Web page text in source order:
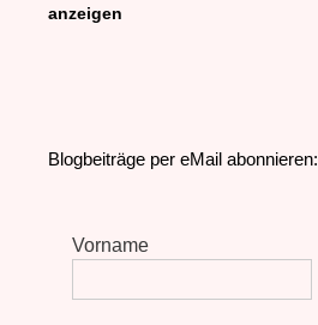
anzeigen
Blogbeiträge per eMail abonnieren:
Vorname